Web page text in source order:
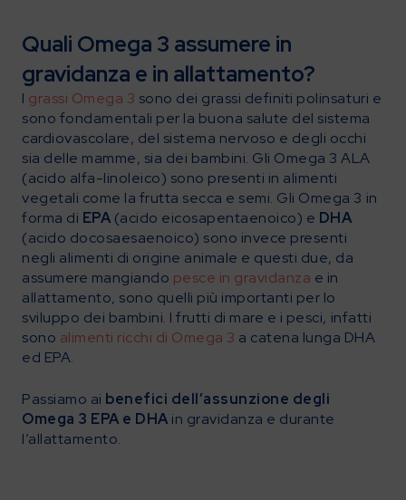
Quali Omega 3 assumere in
gravidanza e in allattamento?
I grassi Omega 3 sono dei grassi definiti polinsaturi e
sono fondamentali per la buona salute del sistema
cardiovascolare, del sistema nervoso e degli occhi
sia delle mamme, sia dei bambini. Gli Omega 3 ALA
(acido alfa-linoleico) sono presenti in alimenti
vegetali come la frutta secca e semi. Gli Omega 3 in
forma di EPA (acido eicosapentaenoico) e DHA
(acido docosaesaenoico) sono invece presenti
negli alimenti di origine animale e questi due, da
assumere mangiando pesce in gravidanza e in
allattamento, sono quelli più importanti per lo
sviluppo dei bambini. I frutti di mare e i pesci, infatti
sono alimenti ricchi di Omega 3 a catena lunga DHA
ed EPA.
Passiamo ai benefici dell’assunzione degli
Omega 3 EPA e DHA in gravidanza e durante
l’allattamento.